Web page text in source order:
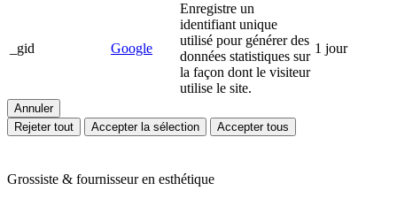
_gid Google
Enregistre un
identifiant unique
utilisé pour générer des
données statistiques sur
la façon dont le visiteur
utilise le site.
1 jour
Annuler
Rejeter tout
Accepter la sélection Accepter tous
Grossiste & fournisseur en esthétique